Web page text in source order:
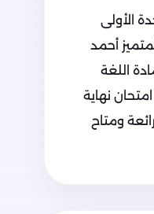
الأولى
المتميز أحمد
اللغة
نهاية
ومتاح